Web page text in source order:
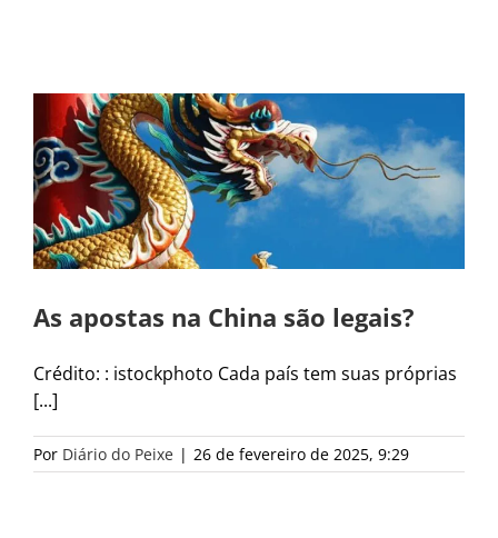
As apostas na China são legais?
Crédito: : istockphoto Cada país tem suas próprias
[...]
Por Diário do Peixe | 26 de fevereiro de 2025, 9:29